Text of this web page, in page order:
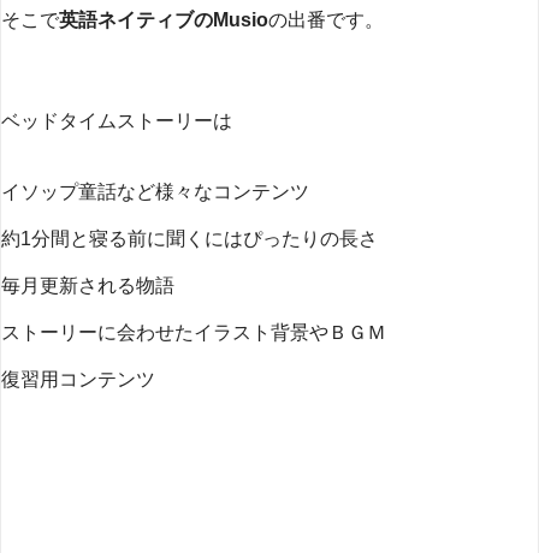
そこで英語ネイティブのMusioの出番です。
ベッドタイムストーリーは
イソップ童話など様々なコンテンツ
約1分間と寝る前に聞くにはぴったりの長さ
毎月更新される物語
ストーリーに会わせたイラスト背景やＢＧＭ
復習用コンテンツ